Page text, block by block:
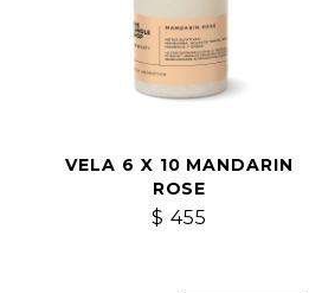
VELA 6 X 10 MANDARIN
ROSE
$ 455